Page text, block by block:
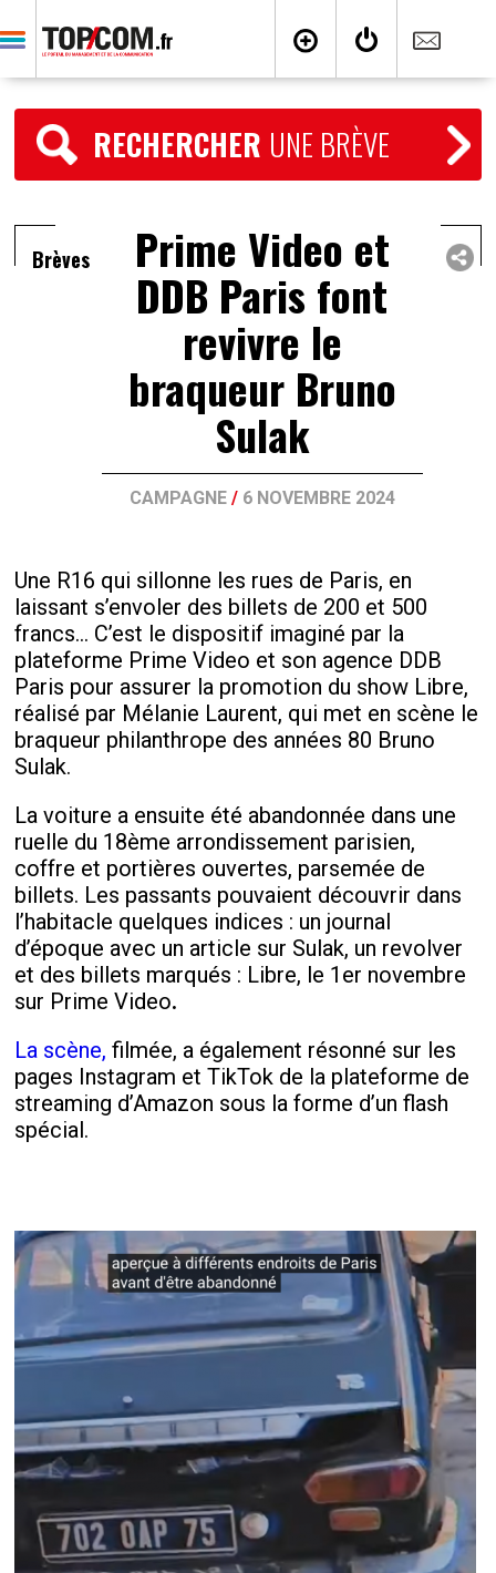
RECHERCHER UNE BRÈVE
Brèves Prime Video et
DDB Paris font
revivre le
braqueur Bruno
Sulak
CAMPAGNE/ 6 NOVEMBRE 2024
Une R16 qui sillonne les rues de Paris, en
laissant s’envoler des billets de 200 et 500
francs… C’est le dispositif imaginé par la
plateforme Prime Video et son agence DDB
Paris pour assurer la promotion du show Libre,
réalisé par Mélanie Laurent, qui met en scène le
braqueur philanthrope des années 80 Bruno
Sulak.
La voiture a ensuite été abandonnée dans une
ruelle du 18ème arrondissement parisien,
coffre et portières ouvertes, parsemée de
billets. Les passants pouvaient découvrir dans
l’habitacle quelques indices : un journal
d’époque avec un article sur Sulak, un revolver
et des billets marqués : Libre, le 1 er novembre
sur Prime Video.
La scène, filmée, a également résonné sur les
pages Instagram et TikTok de la plateforme de
streaming d’Amazon sous la forme d’un flash
spécial.